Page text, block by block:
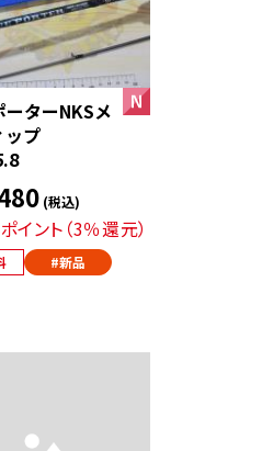
ーターNKSメ
ップ
(税込)
イント（3％還元）
#新品